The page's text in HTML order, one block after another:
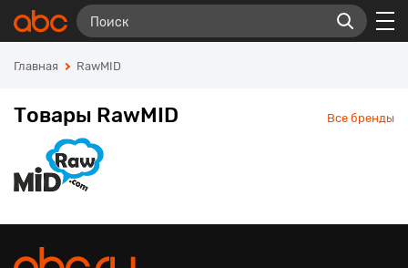
Главная RawMID
Товары RawMID Все бренды